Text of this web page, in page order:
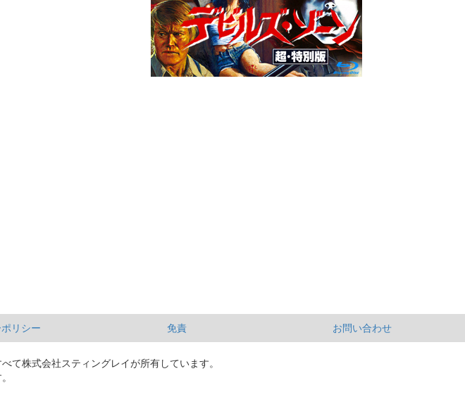
リシー 免責 お問い合わせ
て株式会社スティングレイが所有しています。